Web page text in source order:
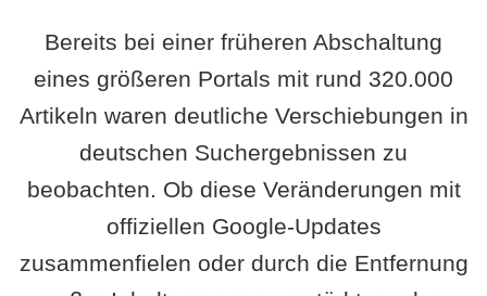
Bereits bei einer früheren Abschaltung
eines größeren Portals mit rund 320.000
Artikeln waren deutliche Verschiebungen in
deutschen Suchergebnissen zu
beobachten. Ob diese Veränderungen mit
offiziellen Google-Updates
zusammenfielen oder durch die Entfernung